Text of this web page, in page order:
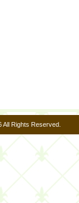
Rights Reserved.